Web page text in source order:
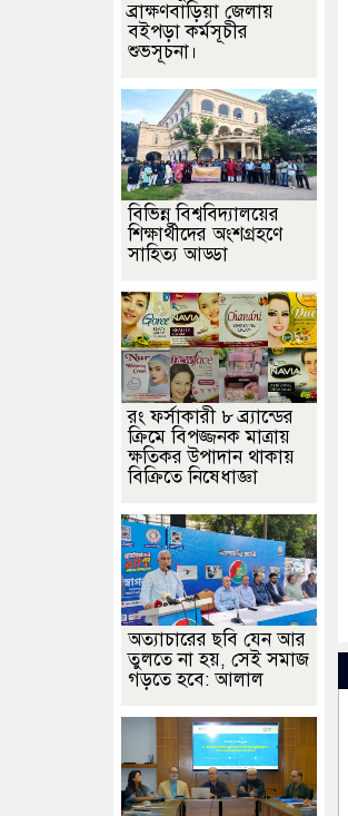
ব্রাক্ষণবাড়িয়া জেলায়
বইপড়া কর্মসূচীর
শুভসূচনা।
বিভিন্ন বিশ্ববিদ্যালয়ের
শিক্ষার্থীদের অংশগ্রহণে
সাহিত্য আড্ডা
রং ফর্সাকারী ৮ ব্র্যান্ডের
ক্রিমে বিপজ্জনক মাত্রায়
ক্ষতিকর উপাদান থাকায়
বিক্রিতে নিষেধাজ্ঞা
অত্যাচারের ছবি যেন আর
তুলতে না হয়, সেই সমাজ
গড়তে হবে: আলাল